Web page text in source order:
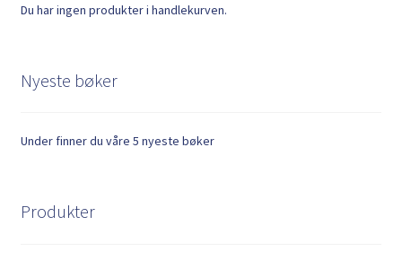
Du har ingen produkter i handlekurven.
Nyeste bøker
Under finner du våre 5 nyeste bøker
Produkter